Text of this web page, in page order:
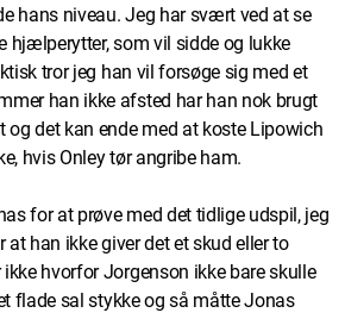
hans niveau. Jeg har svært ved at se
hjælperytter, som vil sidde og lukke
tror jeg han vil forsøge sig med et
han ikke afsted har han nok brugt
det kan ende med at koste Lipowich
hvis Onley tør angribe ham.
for at prøve med det tidlige udspil, jeg
han ikke giver det et skud eller to
hvorfor Jorgenson ikke bare skulle
flade sal stykke og så måtte Jonas